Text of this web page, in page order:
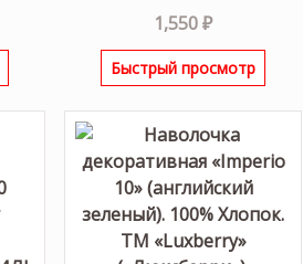
1,550₽
Быстрый просмотр